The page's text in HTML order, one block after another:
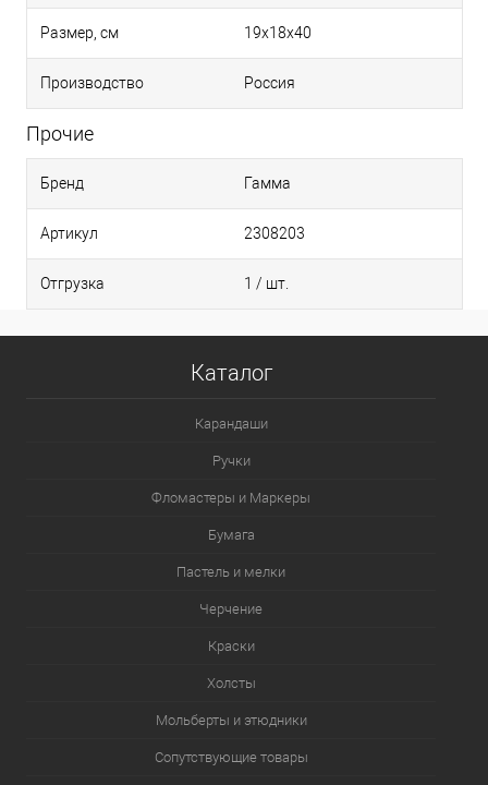
Размер, см 19х18х40
Производство Россия
Прочие
Бренд Гамма
Артикул 2308203
Отгрузка 1 / шт.
Каталог
Карандаши
Ручки
Фломастеры и Маркеры
Бумага
Пастель и мелки
Черчение
Краски
Холсты
Мольберты и этюдники
Сопутствующие товары